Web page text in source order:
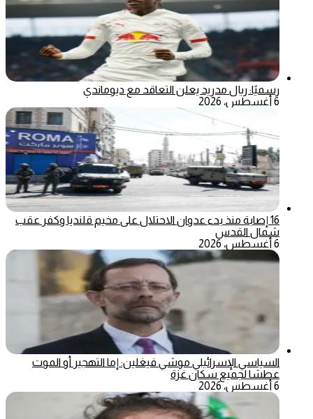
رسميًا: ريال مدريد يعلن التعاقد مع ديوماندي
6 أغسطس، 2026
16 إصابة منذ بدء عدوان الاحتلال على مخيم قلنديا وكفر عقب
شمال القدس
6 أغسطس، 2026
السياسي الإسرائيلي موشي فيغلين: إما التهجير أو الموت
عطشا لجميع سكان غزة
6 أغسطس، 2026